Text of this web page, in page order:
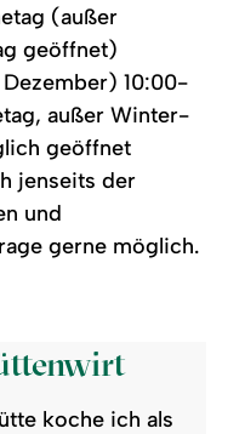
(außer
geöffnet)
10:00-
außer Winter-
geöffnet
jenseits der
und
gerne möglich.
koche ich als